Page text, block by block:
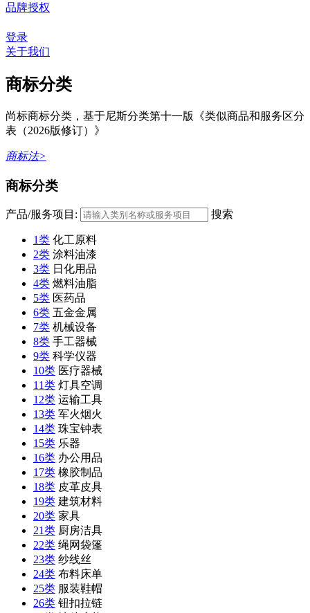
品牌授权
登录
关于我们
商标分类
尚标商标分类，基于尼斯分类第十一版《类似商品和服务区分
表（2026版修订）》
商标法>
商标分类
产品/服务项目: 搜索
1类 化工原料
2类 涂料油漆
3类 日化用品
4类 燃料油脂
5类 医药品
6类 五金金属
7类 机械设备
8类 手工器械
9类 科学仪器
10类 医疗器械
11类 灯具空调
12类 运输工具
13类 军火烟火
14类 珠宝钟表
15类 乐器
16类 办公用品
17类 橡胶制品
18类 皮革皮具
19类 建筑材料
20类 家具
21类 厨房洁具
22类 绳网袋篷
23类 纱线丝
24类 布料床单
25类 服装鞋帽
26类 钮扣拉链